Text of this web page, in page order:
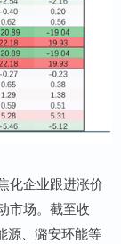
企业跟进涨价
市场。截至收
源、潞安环能等